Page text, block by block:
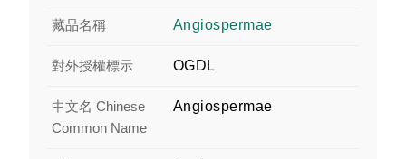
藏品名稱 Angiospermae
對外授權標示 OGDL
中文名 Chinese
Common Name
Angiospermae